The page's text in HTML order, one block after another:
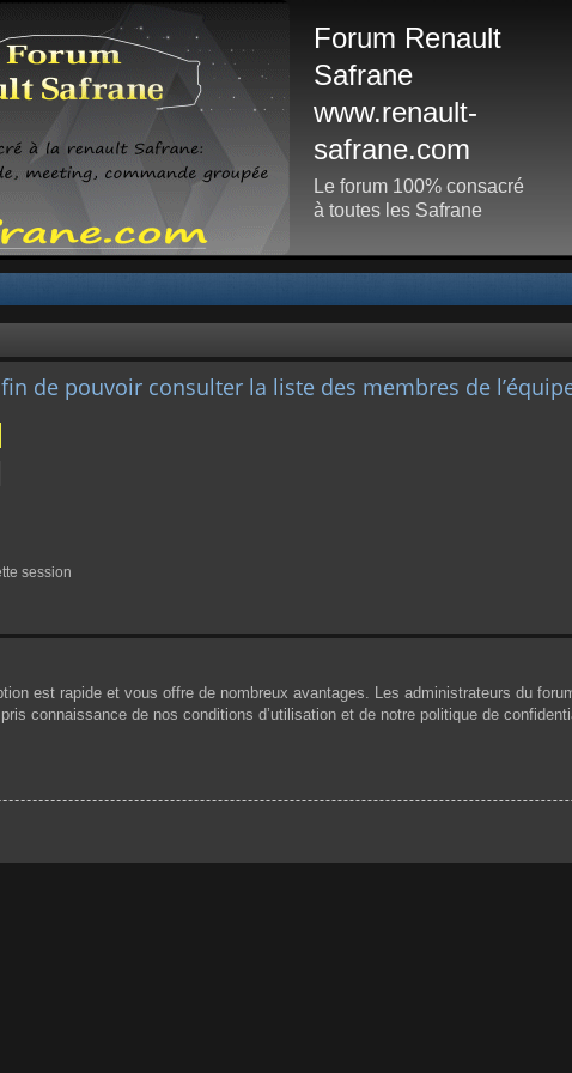
Forum Renault
Safrane
www.renault-
safrane.com
Le forum 100% consacré
à toutes les Safrane
de pouvoir consulter la liste des membres de
session
est rapide et vous offre de nombreux avantages. Les administrateurs du
connaissance de nos conditions d’utilisation et de notre politique de